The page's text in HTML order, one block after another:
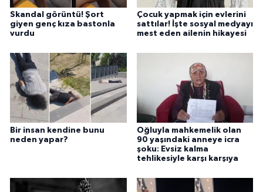
Skandal görüntü! Şort
giyen genç kıza bastonla
vurdu
Çocuk yapmak için evlerini
sattılar! İşte sosyal medyayı
mest eden ailenin hikayesi
Bir insan kendine bunu
neden yapar?
Oğluyla mahkemelik olan
90 yaşındaki anneye icra
şoku: Evsiz kalma
tehlikesiyle karşı karşıya